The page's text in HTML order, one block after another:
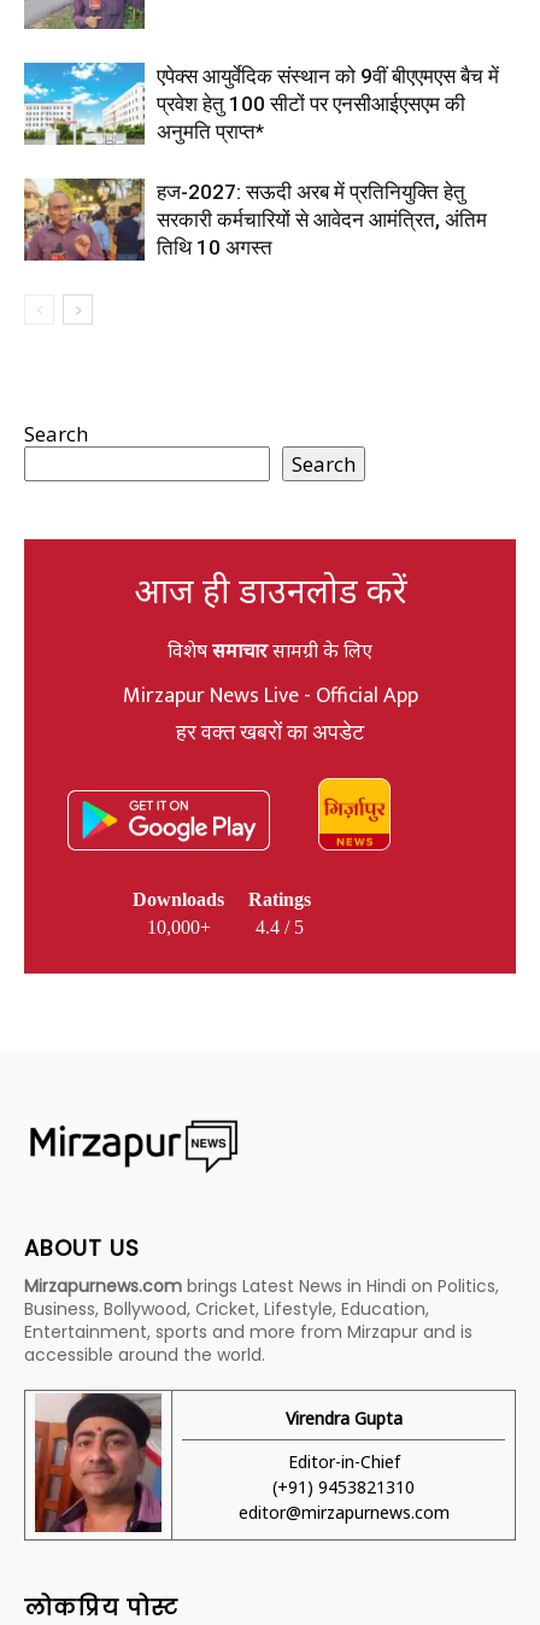
एपेक्स आयुर्वेदिक संस्थान को 9वीं बीएएमएस बैच में
प्रवेश हेतु 100 सीटों पर एनसीआईएसएम की
अनुमति प्राप्त*
हज-2027: सऊदी अरब में प्रतिनियुक्ति हेतु
सरकारी कर्मचारियों से आवेदन आमंत्रित, अंतिम
तिथि 10 अगस्त
Search
Search
आज ही डाउनलोड करें
विशेषसमाचारसामग्री के लिए
Mirzapur News Live - Official App
हर वक्त खबरों का अपडेट
Downloads
10,000+
Ratings
4.4 / 5
ABOUT US
Mirzapurnews.com brings Latest News in Hindi on Politics,
Business, Bollywood, Cricket, Lifestyle, Education,
Entertainment, sports and more from Mirzapur and is
accessible around the world.
Virendra Gupta
Editor-in-Chief
(+91) 9453821310
editor@mirzapurnews.com
लोकप्रिय पोस्ट